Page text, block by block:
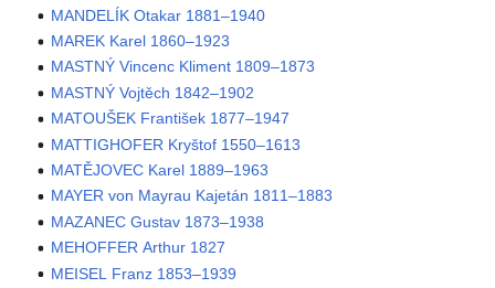
MANDELÍK Otakar 1881–1940
MAREK Karel 1860–1923
MASTNÝ Vincenc Kliment 1809–1873
MASTNÝ Vojtěch 1842–1902
MATOUŠEK František 1877–1947
MATTIGHOFER Kryštof 1550–1613
MATĚJOVEC Karel 1889–1963
MAYER von Mayrau Kajetán 1811–1883
MAZANEC Gustav 1873–1938
MEHOFFER Arthur 1827
MEISEL Franz 1853–1939